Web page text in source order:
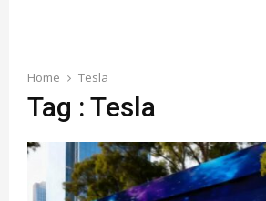
Home Tesla
Tag : Tesla